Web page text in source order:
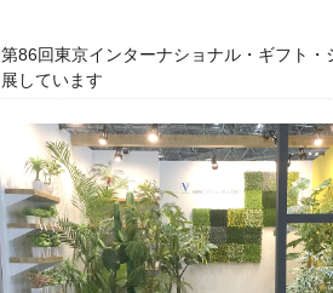
第86回東京インターナショナル・ギフト・
展しています